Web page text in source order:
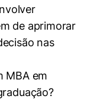
de aprimorar
nas
MBA em